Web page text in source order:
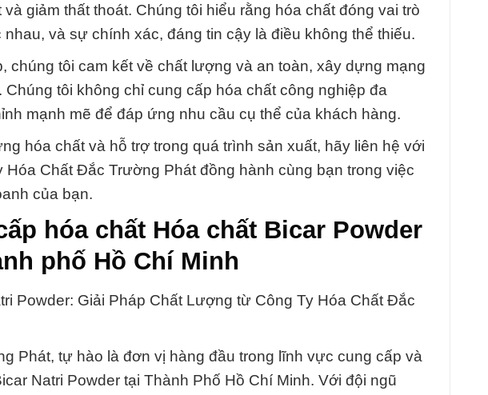
giảm thất thoát. Chúng tôi hiểu rằng hóa chất đóng vai trò
và sự chính xác, đáng tin cậy là điều không thể thiếu.
chúng tôi cam kết về chất lượng và an toàn, xây dựng mạng
tôi không chỉ cung cấp hóa chất công nghiệp đa
mạnh mẽ để đáp ứng nhu cầu cụ thể của khách hàng.
hóa chất và hỗ trợ trong quá trình sản xuất, hãy liên hệ với
Chất Đắc Trường Phát đồng hành cùng bạn trong việc
của bạn.
hóa chất Hóa chất Bicar Powder
phố Hồ Chí Minh
Powder: Giải Pháp Chất Lượng từ Công Ty Hóa Chất Đắc
Phát, tự hào là đơn vị hàng đầu trong lĩnh vực cung cấp và
Natri Powder tại Thành Phố Hồ Chí Minh. Với đội ngũ